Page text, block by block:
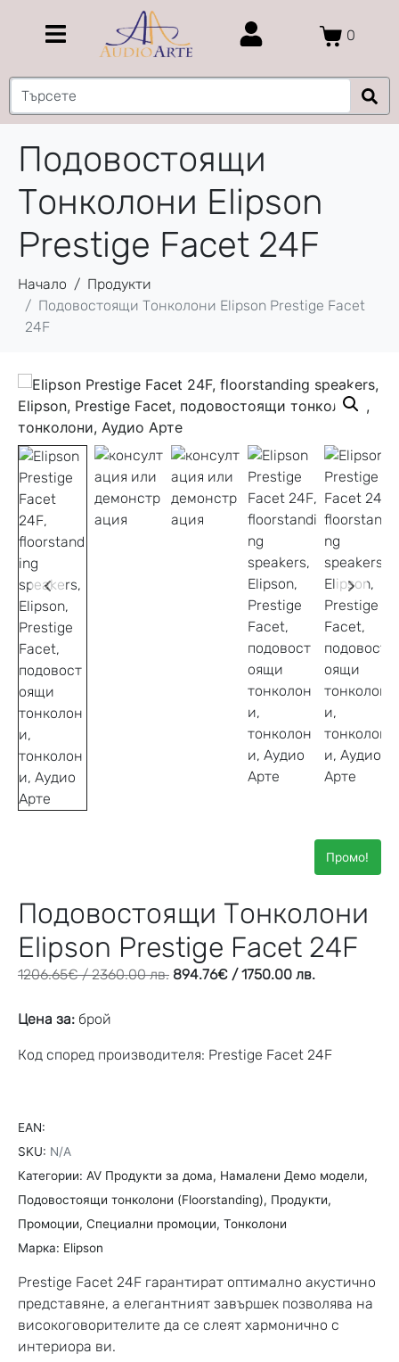
0
Подовостоящи
Тонколони Elipson
Prestige Facet 24F
Начало
Продукти
Подовостоящи Тонколони Elipson Prestige Facet
24F
Промо!
Подовостоящи Тонколони
Elipson Prestige Facet 24F
1206.65€/ 2360.00 лв. 894.76€ / 1750.00 лв.
Цена за: брой
Код според производителя: Prestige Facet 24F
EAN:
SKU: N/A
Категории: AV Продукти за дома, Намалени Демо модели,
Подовостоящи тонколони (Floorstanding), Продукти,
Промоции, Специални промоции, Тонколони
Марка: Elipson
Prestige Facet 24F гарантират оптимално акустично
представяне, а елегантният завършек позволява на
високоговорителите да се слеят хармонично с
интериора ви.